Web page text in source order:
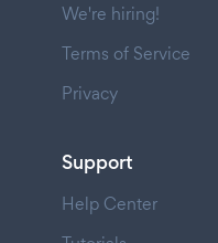
We're hiring!
Terms of Service
Privacy
Support
Help Center